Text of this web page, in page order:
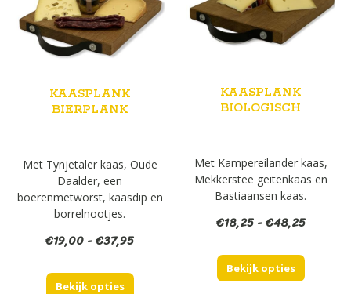
KAASPLANK
BIERPLANK
Met Tynjetaler kaas, Oude
Daalder, een
boerenmetworst, kaasdip en
borrelnootjes.
€19,00-€37,95Prijsklasse:
tot
Bekijk opties
KAASPLANK
BIOLOGISCH
Met Kampereilander kaas,
Mekkerstee geitenkaas en
Bastiaansen kaas.
€18,25-€48,25
tot
Bekijk opties